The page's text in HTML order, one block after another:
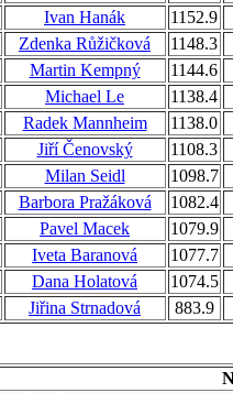
Ivan Hanák
1152.9
Zdenka Růžičková
1148.3
Martin Kempný
1144.6
Michael Le
1138.4
Radek Mannheim
1138.0
Jiří Čenovský
1108.3
Milan Seidl
1098.7
Barbora Pražáková
1082.4
Pavel Macek
1079.9
Iveta Baranová
1077.7
Dana Holatová
1074.5
Jiřina Strnadová 883.9